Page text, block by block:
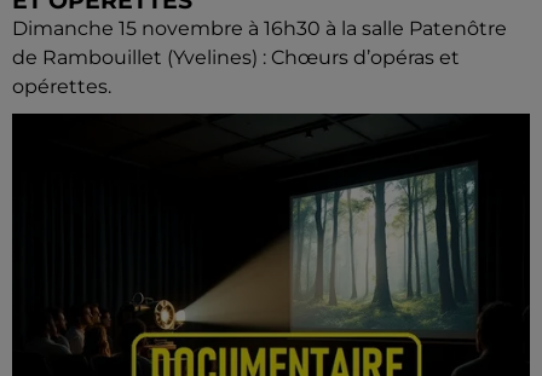
Dimanche 15 novembre à 16h30 à la salle Patenôtre
de Rambouillet (Yvelines) : Chœurs d’opéras et
opérettes.